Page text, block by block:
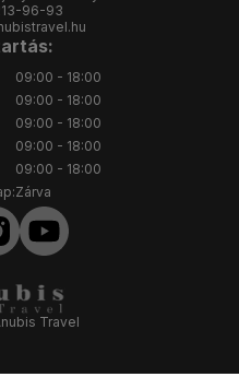
96-93
09:00 - 18:00
09:00 - 18:00
09:00 - 18:00
09:00 - 18:00
09:00 - 18:00
Zárva
Travel